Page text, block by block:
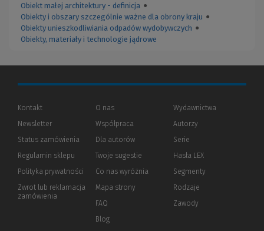
Obiekt małej architektury - definicja ●
Obiekty i obszary szczególnie ważne dla obrony kraju ●
Obiekty unieszkodliwiania odpadów wydobywczych ●
Obiekty, materiały i technologie jądrowe
Kontakt
Newsletter
Status zamówienia
Regulamin sklepu
Polityka prywatności (Nowe
(Link
innej
Zwrot lub reklamacja
zamówienia
O nas
Współpraca
Dla autorów(Nowe
(Link
innej
Twoje sugestie
Co nas wyróżnia
Mapa strony
FAQ
Blog
Wydawnictwa
Autorzy
Serie
Hasła LEX
Segmenty
Rodzaje
Zawody